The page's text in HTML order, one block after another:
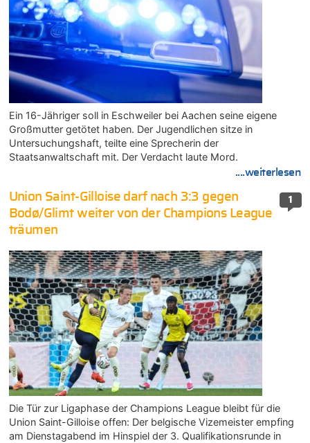
Ein 16-Jähriger soll in Eschweiler bei Aachen seine eigene
Großmutter getötet haben. Der Jugendlichen sitze in
Untersuchungshaft, teilte eine Sprecherin der
Staatsanwaltschaft mit. Der Verdacht laute Mord.
....weiterlesen
1
Union Saint-Gilloise darf nach 3:3 gegen
Bodø/Glimt weiter von der Champions League
träumen
Die Tür zur Ligaphase der Champions League bleibt für die
Union Saint-Gilloise offen: Der belgische Vizemeister empfing
am Dienstagabend im Hinspiel der 3. Qualifikationsrunde in